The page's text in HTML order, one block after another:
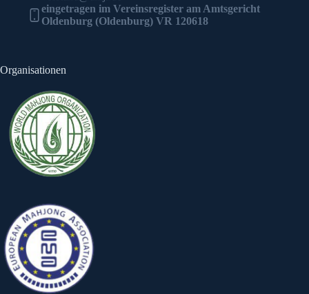
eingetragen im Vereinsregister am Amtsgericht
Oldenburg (Oldenburg) VR 120618
Organisationen